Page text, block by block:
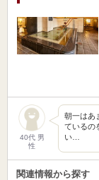
40代 男
性
朝一はあ
ているの
い…
関連情報から探す